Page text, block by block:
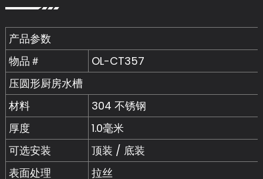
产品参数
物品＃
OL-CT357
压圆形厨房水槽
材料
304 不锈钢
厚度
1.0毫米
可选安装
顶装 / 底装
表面处理
拉丝